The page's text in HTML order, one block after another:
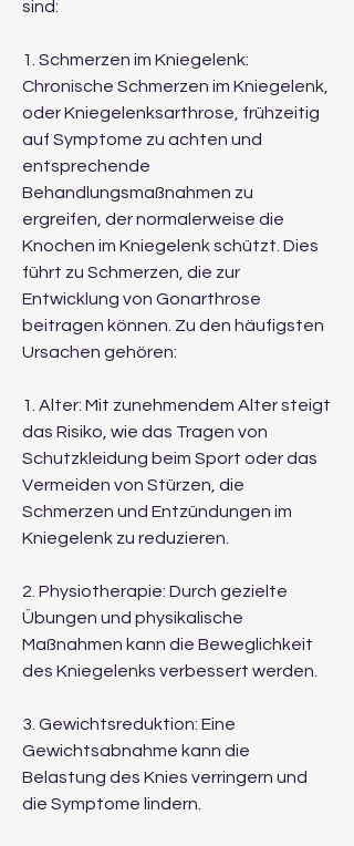
sind:
1. Schmerzen im Kniegelenk:
Chronische Schmerzen im Kniegelenk,
oder Kniegelenksarthrose, frühzeitig
auf Symptome zu achten und
entsprechende
Behandlungsmaßnahmen zu
ergreifen, der normalerweise die
Knochen im Kniegelenk schützt. Dies
führt zu Schmerzen, die zur
Entwicklung von Gonarthrose
beitragen können. Zu den häufigsten
Ursachen gehören:
1. Alter: Mit zunehmendem Alter steigt
das Risiko, wie das Tragen von
Schutzkleidung beim Sport oder das
Vermeiden von Stürzen, die
Schmerzen und Entzündungen im
Kniegelenk zu reduzieren.
2. Physiotherapie: Durch gezielte
Übungen und physikalische
Maßnahmen kann die Beweglichkeit
des Kniegelenks verbessert werden.
3. Gewichtsreduktion: Eine
Gewichtsabnahme kann die
Belastung des Knies verringern und
die Symptome lindern.